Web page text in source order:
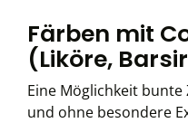
Färben mit
(Liköre,
Eine Möglichkeit
und ohne besondere